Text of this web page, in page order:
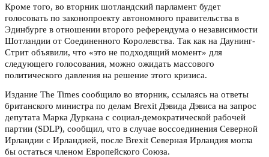
Кроме того, во вторник шотландский парламент будет
голосовать по законопроекту автономного правительства в
Эдинбурге в отношении второго референдума о независимости
Шотландии от Соединенного Королевства. Так как на Даунинг-
Стрит объявили, что «это не подходящий момент» для
следующего голосования, можно ожидать массового
политического давления на решение этого кризиса.
Издание The Times сообщило во вторник, ссылаясь на ответы
британского министра по делам Brexit Дэвида Дэвиса на запрос
депутата Марка Дуркана с социал-демократической рабочей
партии (SDLP), сообщил, что в случае воссоединения Северной
Ирландии с Ирландией, после Brexit Северная Ирландия могла
бы остаться членом Европейского Союза.